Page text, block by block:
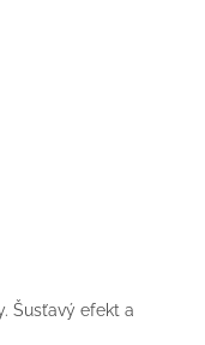
Šusťavý efekt a